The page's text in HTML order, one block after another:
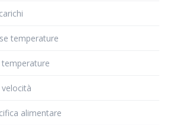
temperature
alimentare